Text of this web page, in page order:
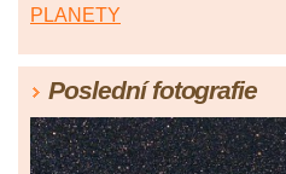
PLANETY
Poslední fotografie